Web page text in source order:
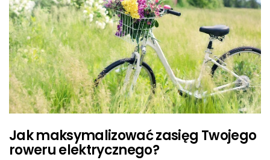
Jak maksymalizować zasięg Twojego
roweru elektrycznego?